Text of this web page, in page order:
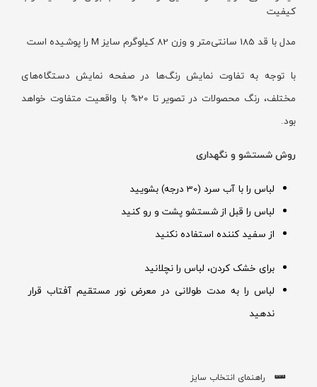
کیفیت
مدل با قد 185 سانتی‌متر و وزن 82 کیلوگرم سایز M را پوشیده است
با توجه به تفاوت نمایش رنگ‌ها در صفحه نمایش دستگاه‌های
مختلف، رنگ محصولات در تصویر تا 20% با واقعیت متفاوت خواهد
بود.
روش شستشو و نگهداری
لباس را با آب سرد (30 درجه) بشویید
لباس را قبل از شستشو پشت و رو کنید
از سفید کننده استفاده نکنید
برای خشک کردن، لباس را نچلانید
لباس را به مدت طولانی در معرض نور مستقیم آفتاب قرار
ندهید
راهنمای انتخاب سایز